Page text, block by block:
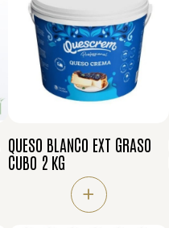
QUESO BLANCO EXT GRASO
CUBO 2 KG
+